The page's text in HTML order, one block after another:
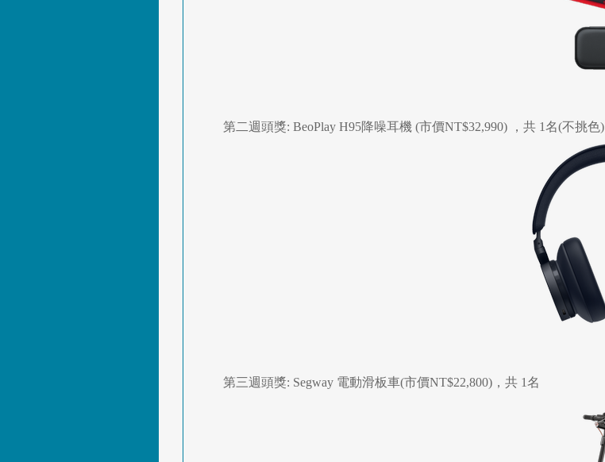
第二週頭獎: BeoPlay H95降噪耳機 (市價NT$32,990) ，共 1名(不挑色)
第三週頭獎: Segway 電動滑板車(市價NT$22,800)，共 1名